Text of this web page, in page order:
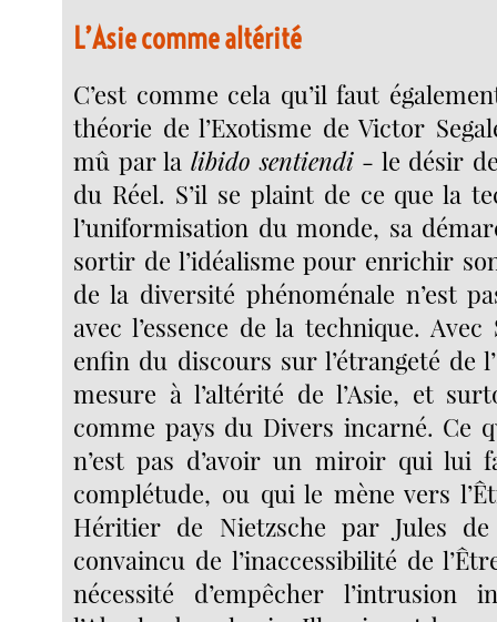
L’Asie comme altérité
C’est comme cela qu’il faut
théorie de l’Exotisme de Victor
mû par la libido sentiendi - le désir
du Réel. S’il se plaint de ce que la
l’uniformisation du monde, sa
sortir de l’idéalisme pour enrichir
de la diversité phénoménale n’est
avec l’essence de la technique.
enfin du discours sur l’étrangeté de
mesure à l’altérité de l’Asie, et
comme pays du Divers incarné. Ce
n’est pas d’avoir un miroir qui lui
complétude, ou qui le mène vers
Héritier de Nietzsche par Jules
convaincu de l’inaccessibilité de
nécessité d’empêcher l’intrusion